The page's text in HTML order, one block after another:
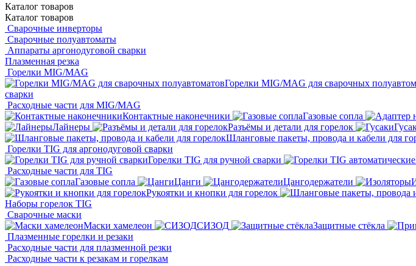
Каталог товаров
Каталог товаров
Сварочные инверторы
Сварочные полуавтоматы
Аппараты аргонодуговой сварки
Плазменная резка
Горелки MIG/MAG
Горелки MIG/MAG для сварочных
сварки
Расходные части для MIG/MAG
Контактные наконечники
Газовые сопла
Лайнеры
Разъёмы и детали для горелок
Шланговые пакеты, провода и кабели для
Горелки TIG для аргонодуговой сварки
Горелки TIG для ручной сварки
Расходные части для TIG
Газовые сопла
Цанги Цангодержатели
Рукоятки и кнопки для горелок
Наборы горелок TIG
Сварочные маски
Маски хамелеон
СИЗОД Защитные стёкла
Плазменные горелки и резаки
Расходные части для плазменной резки
Расходные части к резакам и горелкам